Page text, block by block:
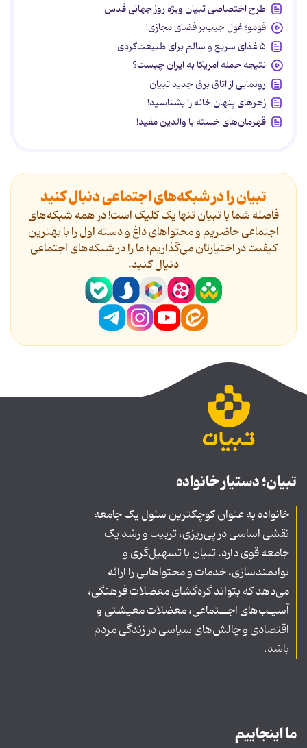
طرح اختصاصی تبیان ویژه روز جهانی قدس
فومو؛ غول جیب‌بر فضای مجازی!
۵ غذای سریع و سالم برای طبیعت‌گردی
نتیجه حمله آمریکا به ایران چیست؟
رونمایی از اتاق برق جدید تبیان
زهرهای پنهان خانه را بشناسید!
قهرمان‌های خسته یا والدین مفید!
تبیان را در شبکه‌های اجتماعی دنبال کنید
فاصله شما با تبیان تنها یک کلیک است! در همه شبکه‌های
اجتماعی حاضریم و محتواهای داغ و دسته اول را با بهترین
کیفیت در اختیارتان می‌گذاریم؛ ما را در شبکه‌های اجتماعی
دنیال کنید.
تبیان؛ دستیار خانواده
خانواده به عنوان کوچکترین سلول یک جامعه
نقشی اساسی در پی‌ریزی، تربیت و رشد یک
جامعه قوی دارد. تبیان با تسهیل‌گری و
توانمندسازی، خدمات و محتواهایی را ارائه
می‌دهد که بتواند گره‌گشای معضلات فرهنگی،
آسیـب‌های اجــتماعی، معضلات معیشتی و
اقتصادی و چالش‌های سیاسی در زندگی مردم
باشد.
ما اینجاییم